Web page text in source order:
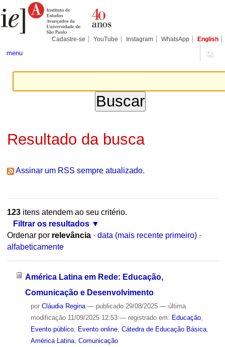
para
conteúdo.
Pessoais
Cadastre-se YouTube Instagram WhatsApp English
menu
Resultado da busca
Assinar um RSS sempre atualizado.
123itens atendem ao seu critério.
Filtrar os resultados
Ordenar por relevância · data (mais recente primeiro) ·
alfabeticamente
América Latina em Rede: Educação,
Comunicação e Desenvolvimento
por Cláudia Regina — publicado29/08/2025 — última
modificação11/09/2025 12:53 — registrado em: Educação,
Evento público, Evento online, Cátedra de Educação Básica,
América Latina, Comunicação